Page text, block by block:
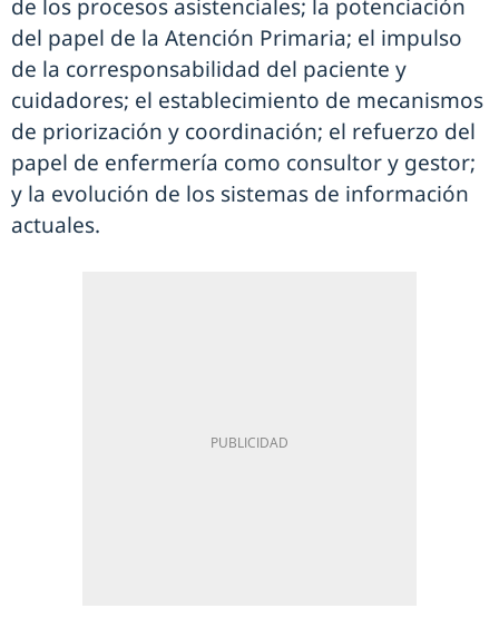
de los procesos asistenciales; la potenciación
del papel de la Atención Primaria; el impulso
de la corresponsabilidad del paciente y
cuidadores; el establecimiento de mecanismos
de priorización y coordinación; el refuerzo del
papel de enfermería como consultor y gestor;
y la evolución de los sistemas de información
actuales.